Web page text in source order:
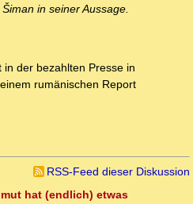
in seiner Aussage.
der bezahlten Presse in
rumänischen Report
RSS-Feed dieser Diskussion
hat (endlich) etwas